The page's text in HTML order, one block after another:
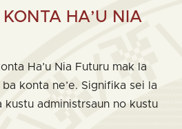
HA’U NIA
Ha’u Nia Futuru mak la
konta ne’e. Signifika sei la
kustu administrsaun no kustu